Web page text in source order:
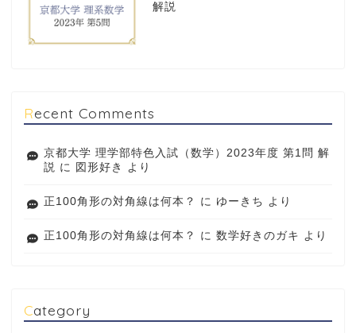
解説
Recent Comments
京都大学 理学部特色入試（数学）2023年度 第1問 解
説 に 図形好き より
正100角形の対角線は何本？ に ゆーきち より
正100角形の対角線は何本？ に 数学好きのガキ より
Category